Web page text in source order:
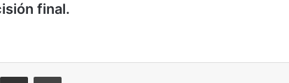
final.
Compartir por correo electrónicoImprimir